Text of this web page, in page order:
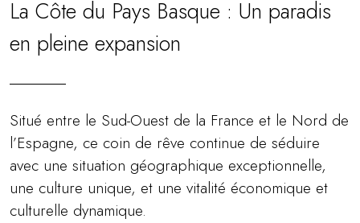
La Côte du Pays Basque : Un paradis
en pleine expansion
Situé entre le Sud-Ouest de la France et le Nord de
l’Espagne, ce coin de rêve continue de séduire
avec une situation géographique exceptionnelle,
une culture unique, et une vitalité économique et
culturelle dynamique.